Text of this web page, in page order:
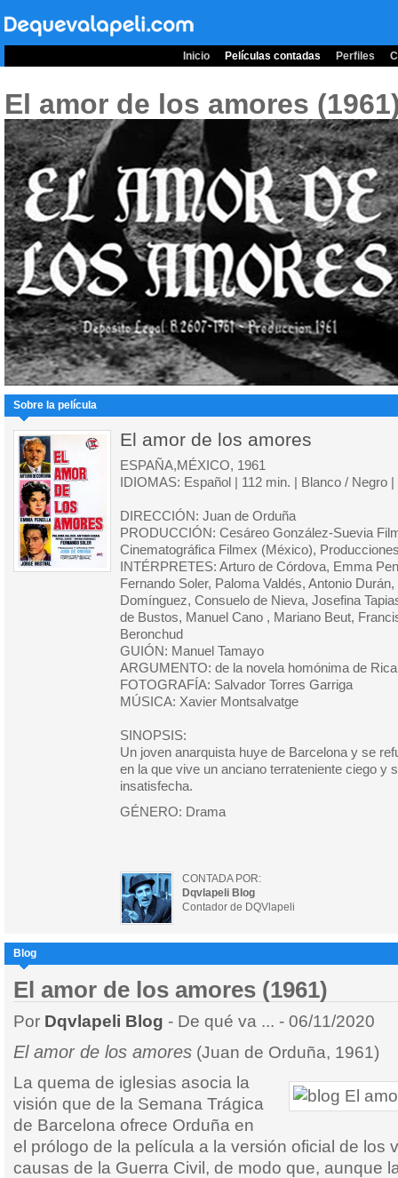
Inicio Películas contadas Perfiles
El amor de los amores
Sobre la película
El amor de los amores
ESPAÑA,MÉXICO, 1961
IDIOMAS: Español | 112 min. | Blanco / Negro
DIRECCIÓN: Juan de Orduña
PRODUCCIÓN: Cesáreo González-Suevia
Cinematográfica Filmex (México),
INTÉRPRETES: Arturo de Córdova, Emma
Fernando Soler, Paloma Valdés, Antonio
Domínguez, Consuelo de Nieva, Josefina
de Bustos, Manuel Cano , Mariano Beut,
Beronchud
GUIÓN: Manuel Tamayo
ARGUMENTO: de la novela homónima de
FOTOGRAFÍA: Salvador Torres Garriga
MÚSICA: Xavier Montsalvatge
SINOPSIS:
Un joven anarquista huye de Barcelona y se
en la que vive un anciano terrateniente ciego y
insatisfecha.
GÉNERO: Drama
CONTADA POR:
Dqvlapeli Blog
Contador de DQVlapeli
Blog
El amor de los amores (1961)
Por Dqvlapeli Blog - De qué va ... - 06/11/2020
El amor de los amores (Juan de Orduña, 1961)
La quema de iglesias asocia la
visión que de la Semana Trágica
de Barcelona ofrece Orduña en
el prólogo de la película a la versión oficial de los
causas de la Guerra Civil, de modo que, aunque